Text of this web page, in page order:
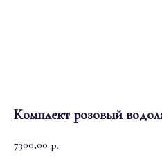
Комплект розовый
7300,00 р.